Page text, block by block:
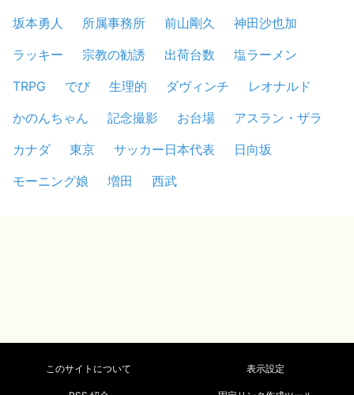
坂本勇人
所属事務所 前山剛久
神田沙也加
ラッキー
宗教の勧誘 出荷台数
塩ラーメン
TRPG
でび 生理的 ダヴィンチ
レオナルド
かのんちゃん
記念撮影 お台場
アスラン・ザラ
カナダ
東京 サッカー日本代表
日向坂
モーニング娘
増田 西武
このサイトについて 表示設定